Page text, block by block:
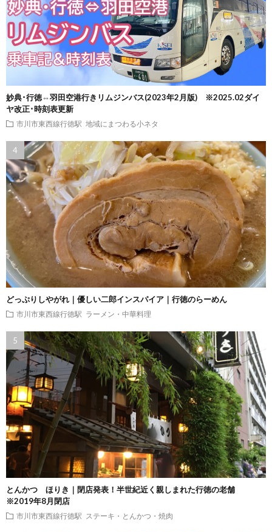
妙典･行徳⇔羽田空港行きリムジンバス(2023年2月版) ※2025.02ダイ
ヤ改正･時刻表更新
市川市東西線行徳駅 地域にまつわる小ネタ
どっぷりしやがれ｜優しい二郎インスパイア｜行徳のらーめん
市川市東西線行徳駅 ラーメン・中華料理
とんかつ ほりき｜閉店発表！半世紀近く親しまれた行徳の老舗
※2019年8月閉店
市川市東西線行徳駅 ステーキ・とんかつ・焼肉